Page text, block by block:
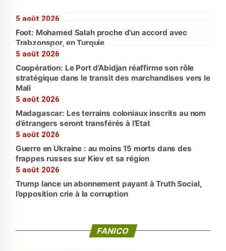
5 août 2026
Foot: Mohamed Salah proche d'un accord avec
Trabzonspor, en Turquie
5 août 2026
Coopération: Le Port d’Abidjan réaffirme son rôle
stratégique dans le transit des marchandises vers le
Mali
5 août 2026
Madagascar: Les terrains coloniaux inscrits au nom
d’étrangers seront transférés à l’Etat
5 août 2026
Guerre en Ukraine : au moins 15 morts dans des
frappes russes sur Kiev et sa région
5 août 2026
Trump lance un abonnement payant à Truth Social,
l’opposition crie à la corruption
FANICO